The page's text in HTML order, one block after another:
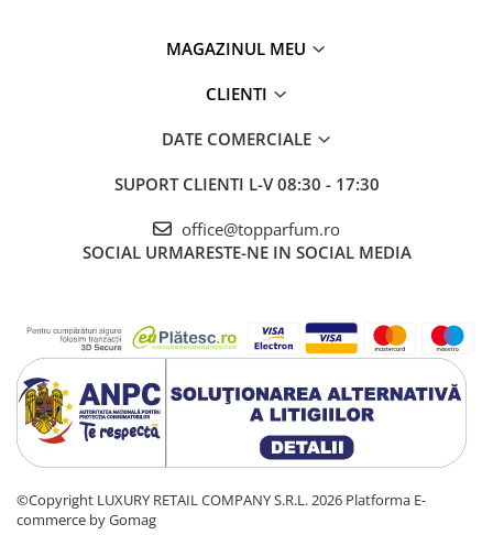
MAGAZINUL MEU
CLIENTI
DATE COMERCIALE
SUPORT CLIENTI L-V 08:30 - 17:30
office@topparfum.ro
SOCIAL URMARESTE-NE IN SOCIAL MEDIA
©Copyright LUXURY RETAIL COMPANY S.R.L. 2026 Platforma E-
commerce by Gomag